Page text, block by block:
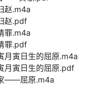
赵.m4a
赵.pdf
罪.m4a
罪.pdf
月寅日生的屈原.m4a
月寅日生的屈原.pdf
——屈原.m4a